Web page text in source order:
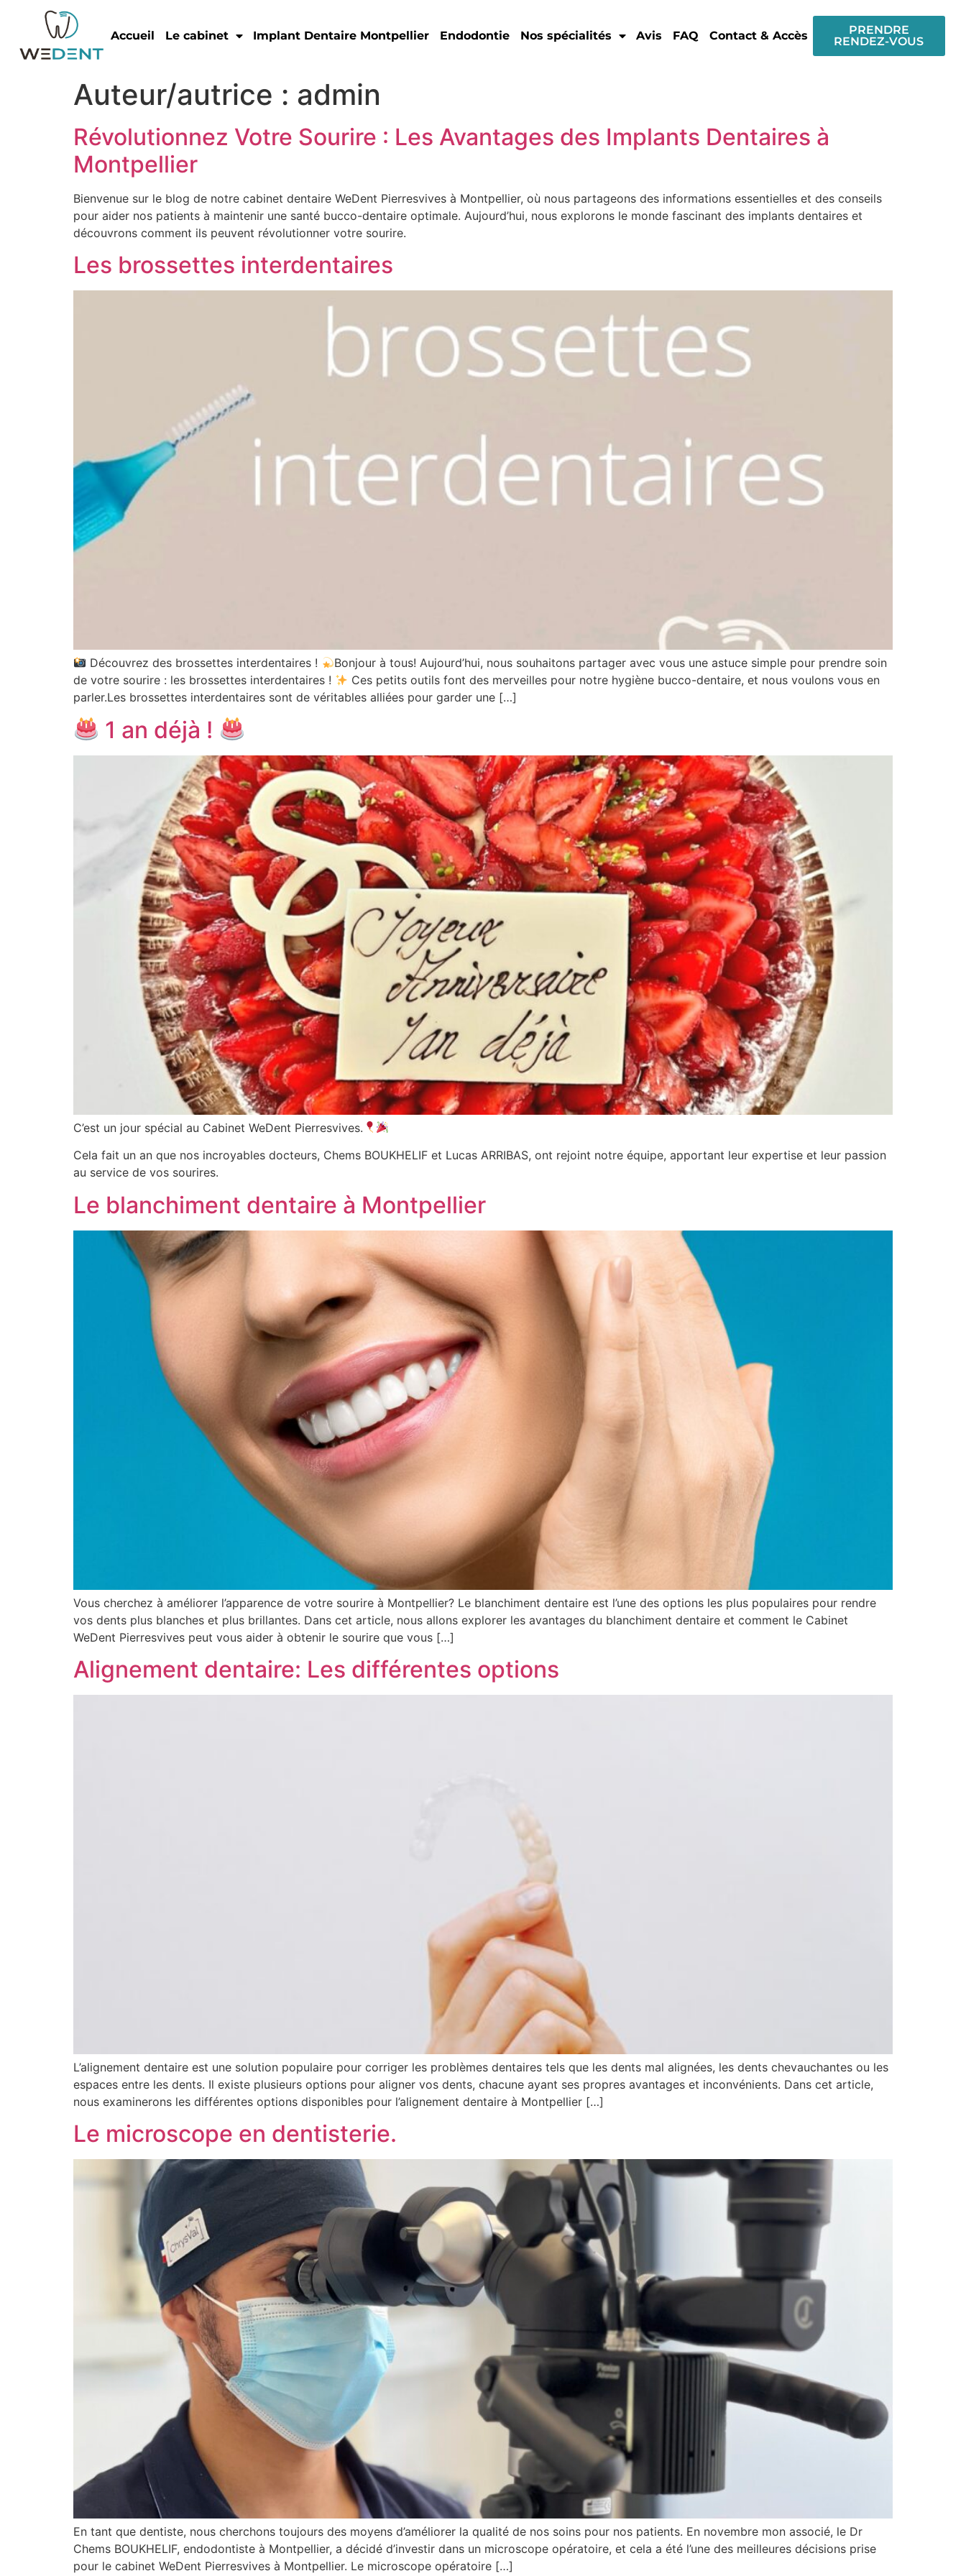
Accueil Le cabinet Implant Dentaire Montpellier Endodontie Nos spécialités Avis FAQ Contact & Accès
PRENDRE
RENDEZ-VOUS
Auteur/autrice : admin
Révolutionnez Votre Sourire : Les Avantages des Implants Dentaires à
Montpellier
Bienvenue sur le blog de notre cabinet dentaire WeDent Pierresvives à Montpellier, où nous partageons des informations essentielles et des conseils
pour aider nos patients à maintenir une santé bucco-dentaire optimale. Aujourd’hui, nous explorons le monde fascinant des implants dentaires et
découvrons comment ils peuvent révolutionner votre sourire.
Les brossettes interdentaires
Découvrez des brossettes interdentaires !
Bonjour à tous! Aujourd’hui, nous souhaitons partager avec vous une astuce simple pour prendre soin
de votre sourire : les brossettes interdentaires !
Ces petits outils font des merveilles pour notre hygiène bucco-dentaire, et nous voulons vous en
parler.Les brossettes interdentaires sont de véritables alliées pour garder une […]
1 an déjà !
C’est un jour spécial au Cabinet WeDent Pierresvives.
Cela fait un an que nos incroyables docteurs, Chems BOUKHELIF et Lucas ARRIBAS, ont rejoint notre équipe, apportant leur expertise et leur passion
au service de vos sourires.
Le blanchiment dentaire à Montpellier
Vous cherchez à améliorer l’apparence de votre sourire à Montpellier? Le blanchiment dentaire est l’une des options les plus populaires pour rendre
vos dents plus blanches et plus brillantes. Dans cet article, nous allons explorer les avantages du blanchiment dentaire et comment le Cabinet
WeDent Pierresvives peut vous aider à obtenir le sourire que vous […]
Alignement dentaire: Les différentes options
L’alignement dentaire est une solution populaire pour corriger les problèmes dentaires tels que les dents mal alignées, les dents chevauchantes ou les
espaces entre les dents. Il existe plusieurs options pour aligner vos dents, chacune ayant ses propres avantages et inconvénients. Dans cet article,
nous examinerons les différentes options disponibles pour l’alignement dentaire à Montpellier […]
Le microscope en dentisterie.
En tant que dentiste, nous cherchons toujours des moyens d’améliorer la qualité de nos soins pour nos patients. En novembre mon associé, le Dr
Chems BOUKHELIF, endodontiste à Montpellier, a décidé d’investir dans un microscope opératoire, et cela a été l’une des meilleures décisions prise
pour le cabinet WeDent Pierresvives à Montpellier. Le microscope opératoire […]